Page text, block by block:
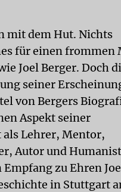
mit dem Hut. Nichts
für einen frommen
Joel Berger. Doch
seiner
von Bergers
Aspekt seiner
Lehrer, Mentor,
Autor und
zu Ehren
in Stuttgart